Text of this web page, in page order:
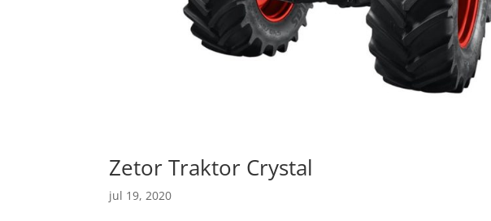
Zetor Traktor Crystal
jul 19, 2020